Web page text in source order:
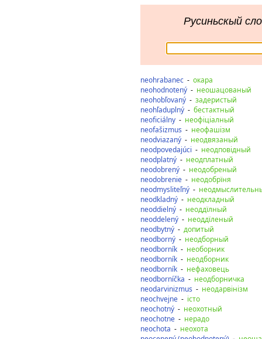
Русиньскый
neohrabanec - окара
neohodnotený - неошацованый
neohobľovaný - задеристый
neohľaduplný - бестактный
neoficiálny - неофіціалный
neofašizmus - неофашізм
neodviazaný - неодвязаный
neodpovedajúci - неодповідный
neodplatný - неодплатный
neodobrený - неодобреный
neodobrenie - неодобрїня
neodmysliteľný -
neodkladný - неодкладный
neoddielný - неоддїлный
neoddelený - неоддїленый
neodbytný - допитый
neodborný - неодборный
neodborník - необорник
neodborník - неодборник
neodborník - нефаховець
neodborníčka - неодборничка
neodarvinizmus - неодарвінізм
neochvejne - істо
neochotný - неохотный
neochotne - нерадо
neochota - неохота